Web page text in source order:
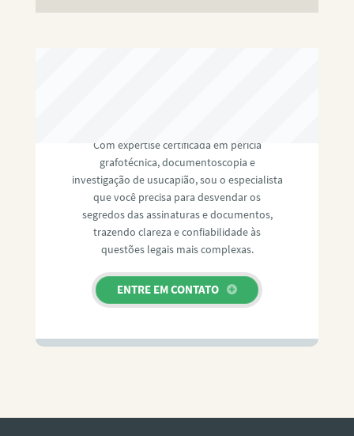
Com expertise certificada em perícia
grafotécnica, documentoscopia e
investigação de usucapião, sou o especialista
que você precisa para desvendar os
segredos das assinaturas e documentos,
trazendo clareza e confiabilidade às
questões legais mais complexas.
ENTRE EM CONTATO